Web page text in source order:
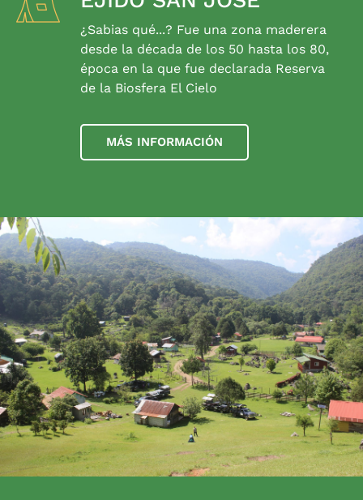
¿Sabias qué...? Fue una zona maderera
desde la década de los 50 hasta los 80,
época en la que fue declarada Reserva
de la Biosfera El Cielo
MÁS INFORMACIÓN